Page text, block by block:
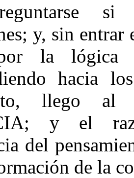
y, sin entrar
la lógica
hacia
llego
y el
del
de la